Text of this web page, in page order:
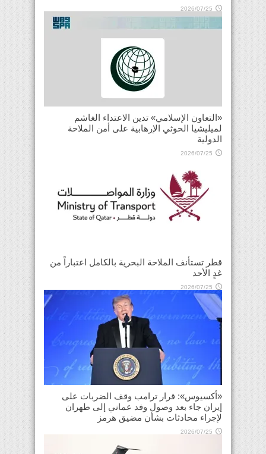
2026/07/25
«التعاون الإسلامي» تدين الاعتداء الغاشم
لميليشيا الحوثي الإرهابية على أمن الملاحة
الدولية
2026/07/25
قطر تستأنف الملاحة البحرية بالكامل اعتباراً من
غدٍ الأحد
2026/07/25
«أكسيوس»: قرار ترامب وقف الضربات على
إيران جاء بعد وصول وفد عماني إلى طهران
لإجراء محادثات بشأن مضيق هرمز
2026/07/25